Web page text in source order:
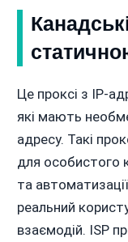
Це проксі з IP-
які мають
адресу. Такі
для особистого
та
реальний
взаємодій. ISP